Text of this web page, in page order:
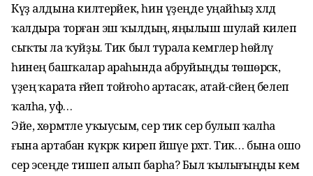
Күҙ алдына килтерәйек, һин үҙеңде уңайһыҙ хәлдә
ҡалдыра торған эш ҡылдың, яңылыш шулай килеп
сыҡты ла ҡуй­ҙы. Тик был турала кемгәлер һөйләү
һинең башҡалар ара­һында абруйыңды төшөрәсәк,
үҙеңә ҡарата ғәйеп тойғоһо артасаҡ, атай-әсәйең белеп
ҡал­һа, уф…
Эйе, хөрмәтле уҡыусым, сер тик сер булып ҡалһа
ғына артабан күкрәк киреп йәшәүе рәхәт. Тик… бына ошо
сер эсеңде тишеп алып барһа? Был ҡылығыңды кем